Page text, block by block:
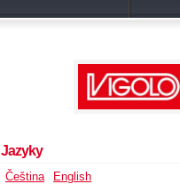
Jazyky
Čeština English